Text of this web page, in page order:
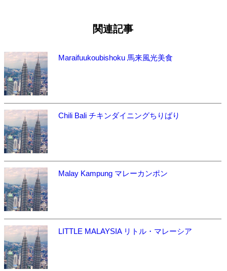
関連記事
Maraifuukoubishoku 馬来風光美食
Chili Bali チキンダイニングちりばり
Malay Kampung マレーカンポン
LITTLE MALAYSIA リトル・マレーシア